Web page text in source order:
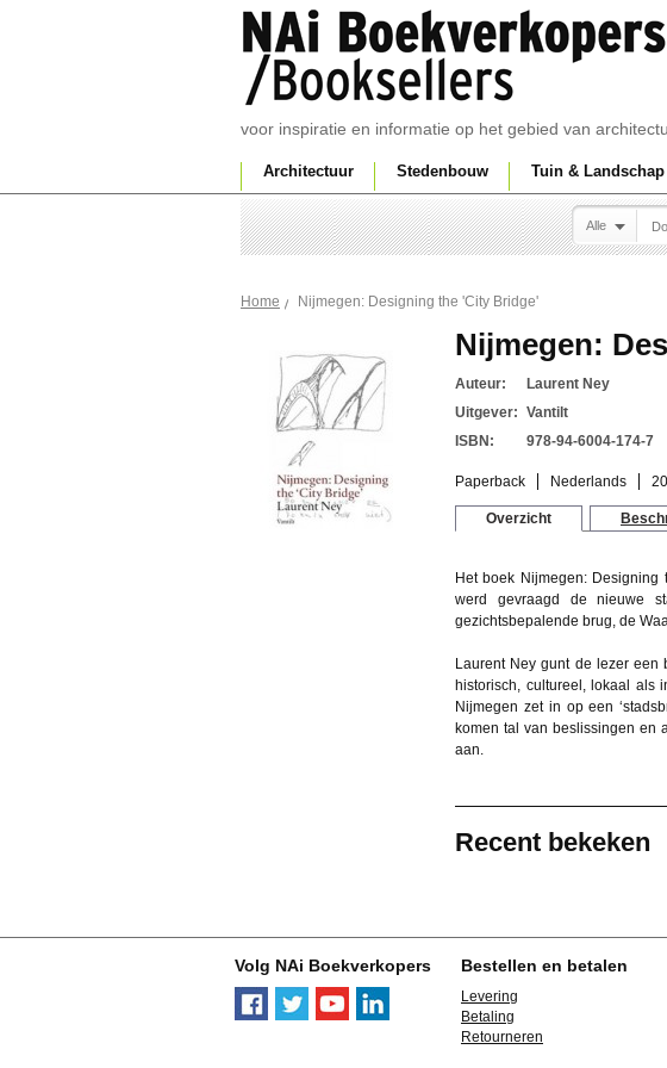
voor inspiratie en informatie op het gebied van
Architectuur Stedenbouw Tuin & Landschap
Alle
Home Nijmegen: Designing the 'City Bridge'
Nijmegen:
Auteur:
Laurent Ney
Uitgever: Vantilt
ISBN:
978-94-6004-174-7
Paperback Nederlands
Overzicht
Het boek Nijmegen: Designing
werd gevraagd de nieuwe
gezichtsbepalende brug, de
Laurent Ney gunt de lezer een
historisch, cultureel, lokaal als
Nijmegen zet in op een
komen tal van beslissingen en
aan.
Recent bekeken
Volg NAi Boekverkopers Bestellen en betalen
Levering
Betaling
Retourneren